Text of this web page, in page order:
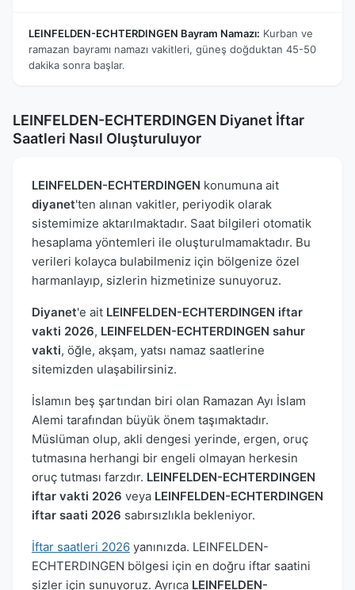
LEINFELDEN-ECHTERDINGEN Bayram Namazı: Kurban ve
ramazan bayramı namazı vakitleri, güneş doğduktan 45-50
dakika sonra başlar.
LEINFELDEN-ECHTERDINGEN Diyanet İftar
Saatleri Nasıl Oluşturuluyor
LEINFELDEN-ECHTERDINGEN konumuna ait
diyanet'ten alınan vakitler, periyodik olarak
sistemimize aktarılmaktadır. Saat bilgileri otomatik
hesaplama yöntemleri ile oluşturulmamaktadır. Bu
verileri kolayca bulabilmeniz için bölgenize özel
harmanlayıp, sizlerin hizmetinize sunuyoruz.
Diyanet'e ait LEINFELDEN-ECHTERDINGEN iftar
vakti 2026, LEINFELDEN-ECHTERDINGEN sahur
vakti, öğle, akşam, yatsı namaz saatlerine
sitemizden ulaşabilirsiniz.
İslamın beş şartından biri olan Ramazan Ayı İslam
Alemi tarafından büyük önem taşımaktadır.
Müslüman olup, akli dengesi yerinde, ergen, oruç
tutmasına herhangi bir engeli olmayan herkesin
oruç tutması farzdır. LEINFELDEN-ECHTERDINGEN
iftar vakti 2026 veya LEINFELDEN-ECHTERDINGEN
iftar saati 2026 sabırsızlıkla bekleniyor.
İftar saatleri 2026 yanınızda. LEINFELDEN-
ECHTERDINGEN bölgesi için en doğru iftar saatini
sizler için sunuyoruz. Ayrıca LEINFELDEN-